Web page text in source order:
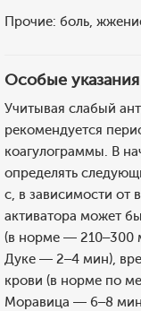
Прочие: боль,
Особые указания
Учитывая слабый
рекомендуется
коагулограммы. В
определять
с, в зависимости от
активатора может
(в норме — 210–300
Дуке — 2–4 мин),
крови (в норме по
Моравица — 6–8